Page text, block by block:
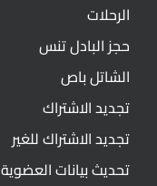
الرحلات
حجز البادل تنس
الشاتل باص
تجديد الاشتراك
تجديد الاشتراك للغير
تحديث بيانات العضوية